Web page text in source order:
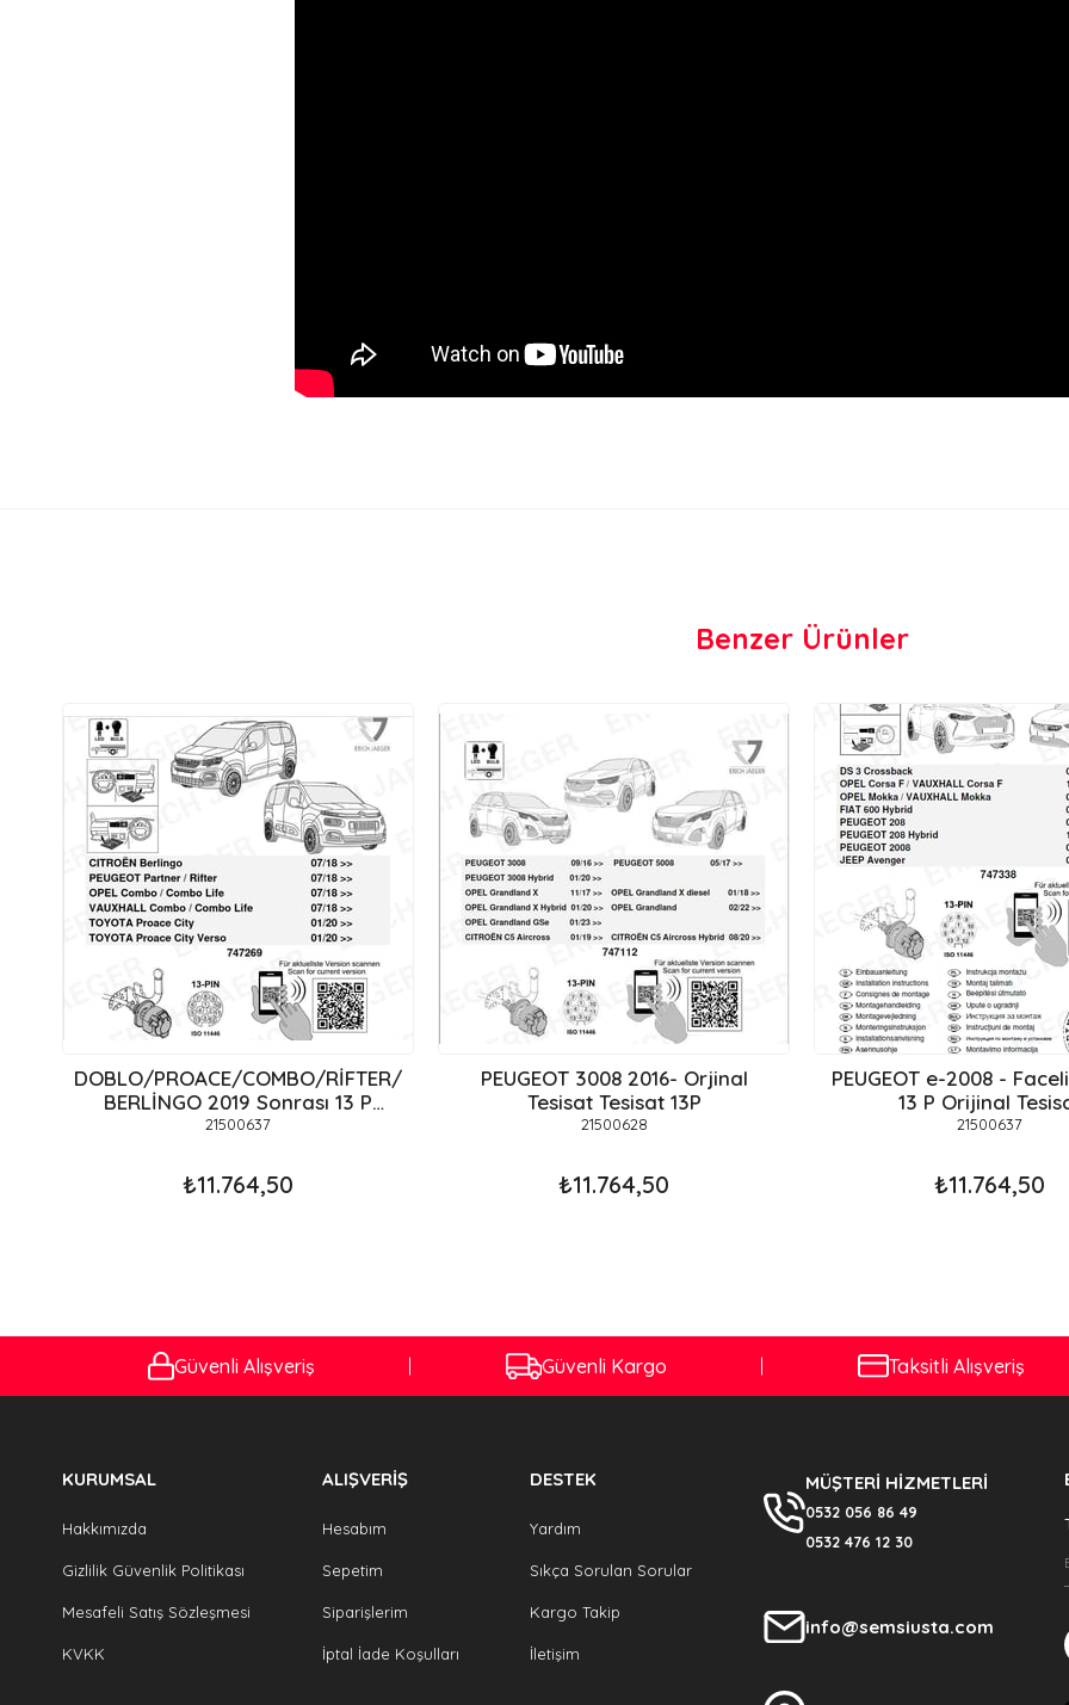
Benzer Ürünler
DOBLO/PROACE/COMBO/RİFTER/PARTNER/
BERLİNGO 2019 Sonrası 13 P
Orijinal tesisat
21500637
₺11.764,50
PEUGEOT 3008 2016- Orjinal
Tesisat Tesisat 13P
21500628
₺11.764,50
PEUGEOT e-2008 -
13 P Orijinal
21500637
₺11.764,50
Güvenli Alışveriş Güvenli Kargo Taksitli Alışveriş
KURUMSAL
Hakkımızda
Gizlilik Güvenlik Politikası
Mesafeli Satış Sözleşmesi
KVKK
ALIŞVERİŞ
Hesabım
Sepetim
Siparişlerim
İptal İade Koşulları
DESTEK
Yardım
Sıkça Sorulan Sorular
Kargo Takip
İletişim
MÜŞTERİ HİZMETLERİ
0532 056 86 49
0532 476 12 30
info@semsiusta.com